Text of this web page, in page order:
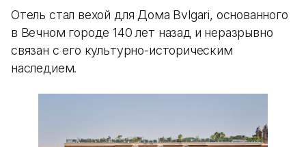
Отель стал вехой для Дома Bvlgari, основанного
в Вечном городе 140 лет назад и неразрывно
связан с его культурно-историческим
наследием.